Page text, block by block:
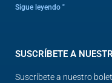
Sigue leyendo "
SUSCRÍBETE A
Suscríbete a nuestro